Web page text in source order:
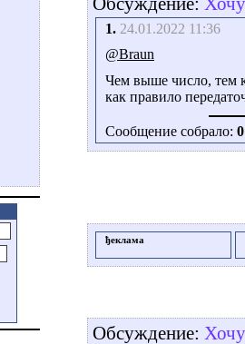
1. 24.01.2022 11:36
@Braun
Чем выше число, тем
как правило
Сообщение собрало: 0
ђеклама
Обсуждение: